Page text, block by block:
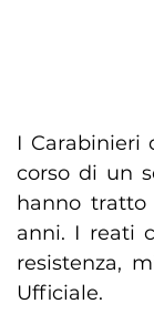
I Carabinieri
corso di un
hanno tratto
anni. I reati
resistenza,
Ufficiale.